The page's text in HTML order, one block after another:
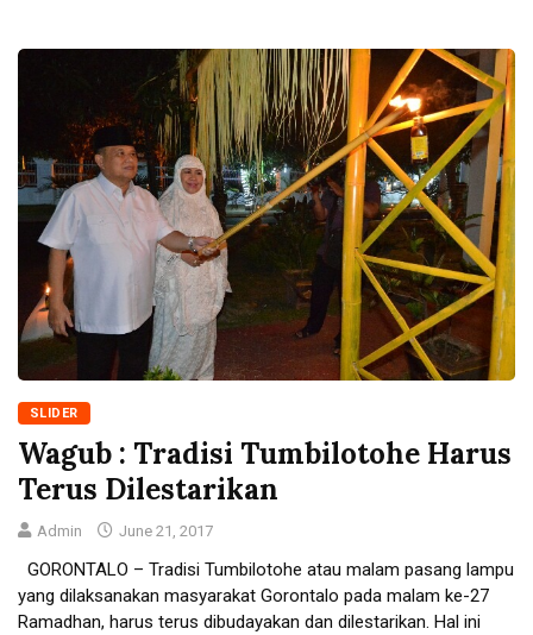
SLIDER
Wagub : Tradisi Tumbilotohe Harus
Terus Dilestarikan
Admin June 21, 2017
GORONTALO – Tradisi Tumbilotohe atau malam pasang lampu
yang dilaksanakan masyarakat Gorontalo pada malam ke-27
Ramadhan, harus terus dibudayakan dan dilestarikan. Hal ini